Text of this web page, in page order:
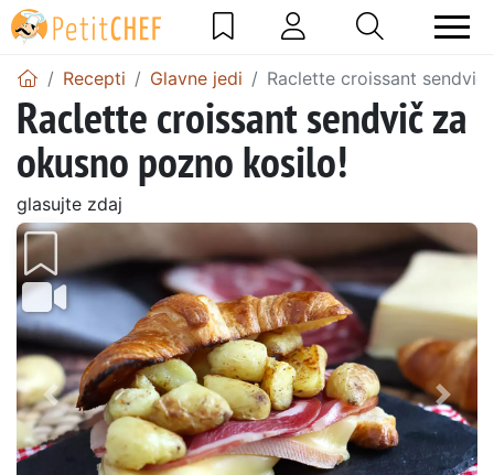
Recepti Glavne jedi Raclette croissant
Raclette croissant sendvič za
okusno pozno kosilo!
glasujte zdaj
Prejšnji